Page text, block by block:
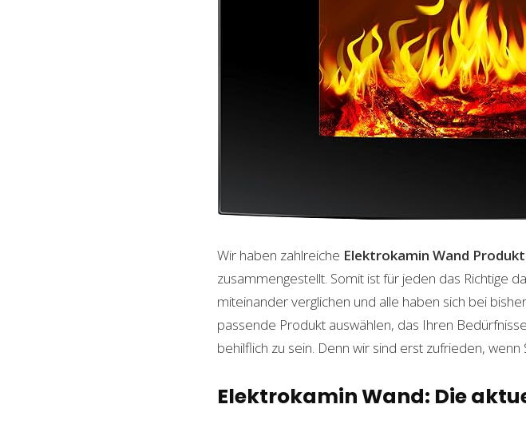
Wir haben zahlreiche Elektrokamin Wand
zusammengestellt. Somit ist für jeden das Richtige
miteinander verglichen und alle haben sich bei
passende Produkt auswählen, das Ihren
behilflich zu sein. Denn wir sind erst zufrieden, wenn
Elektrokamin Wand: Die